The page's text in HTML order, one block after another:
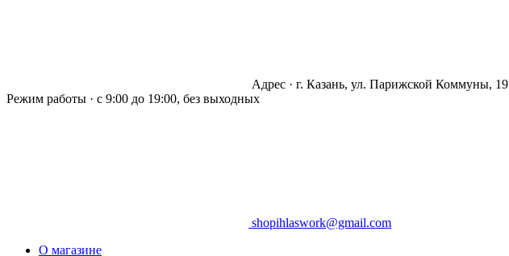
Адрес · г. Казань, ул. Парижской Коммуны, 19
Режим работы · с 9:00 до 19:00, без выходных
shopihlaswork@gmail.com
О магазине